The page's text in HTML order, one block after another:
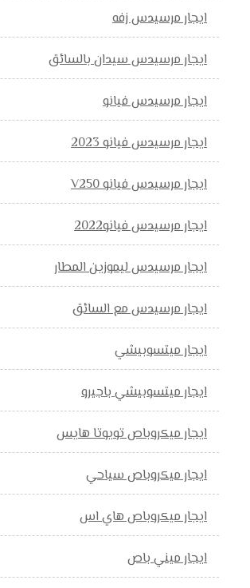
ايجار مرسيدس زفه
ايجار مرسيدس سيدان بالسائق
ايجار مرسيدس فيانو
ايجار مرسيدس فيانو 2023
ايجار مرسيدس فيانو V250
ايجار مرسيدس فيانو2022
ايجار مرسيدس ليموزين المطار
ايجار مرسيدس مع السائق
ايجار ميتسوبيشي
ايجار ميتسوبيشي باجيرو
ايجار ميكروباص تويوتا هايس
ايجار ميكروباص سياحي
ايجار ميكروباص هاي اس
ايجار ميني باص